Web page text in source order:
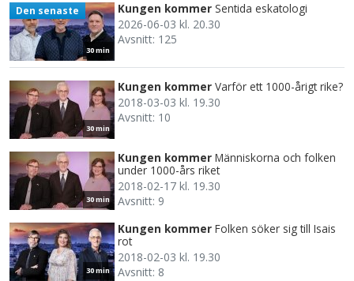
30 min
Den senaste Kungen kommer Sentida eskatologi
2026-06-03 kl. 20.30
Avsnitt: 125
30 min
Kungen kommer Varför ett 1000-årigt rike?
2018-03-03 kl. 19.30
Avsnitt: 10
30 min
Kungen kommer Människorna och folken
under 1000-års riket
2018-02-17 kl. 19.30
Avsnitt: 9
30 min
Kungen kommer Folken söker sig till Isais
rot
2018-02-03 kl. 19.30
Avsnitt: 8